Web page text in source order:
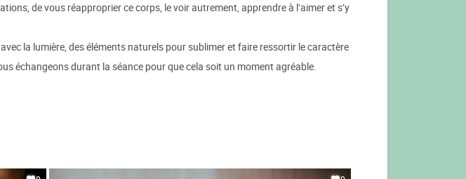
de vous réapproprier ce corps, le voir autrement, apprendre à l’aimer et s’y
la lumière, des éléments naturels pour sublimer et faire ressortir le caractère
échangeons durant la séance pour que cela soit un moment agréable.